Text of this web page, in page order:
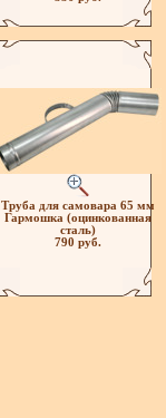
Труба для самовара 65 мм
Гармошка (оцинкованная
сталь)
790 руб.